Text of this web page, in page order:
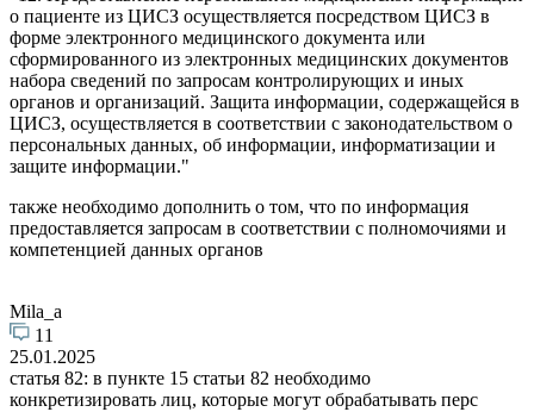
о пациенте из ЦИСЗ осуществляется посредством ЦИСЗ в
форме электронного медицинского документа или
сформированного из электронных медицинских документов
набора сведений по запросам контролирующих и иных
органов и организаций. Защита информации, содержащейся в
ЦИСЗ, осуществляется в соответствии с законодательством о
персональных данных, об информации, информатизации и
защите информации."
также необходимо дополнить о том, что по информация
предоставляется запросам в соответствии с полномочиями и
компетенцией данных органов
Mila_a
11
25.01.2025
статья 82: в пункте 15 статьи 82 необходимо
конкретизировать лиц, которые могут обрабатывать перс